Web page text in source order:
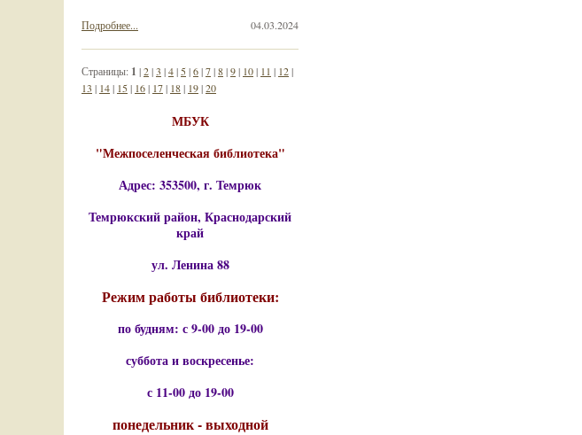
04.03.2024
Подробнее...
Страницы: 1 |2|3 |4| 5|6|7|8|9| 10| 11 | 12|
13 | 14| 15| 16| 17| 18| 19|20
МБУК
"Межпоселенческая библиотека"
Адрес: 353500, г. Темрюк
Темрюкский район, Краснодарский
край
ул. Ленина 88
Режим работы библиотеки:
по будням: с 9-00 до 19-00
суббота и воскресенье:
с 11-00 до 19-00
понедельник - выходной